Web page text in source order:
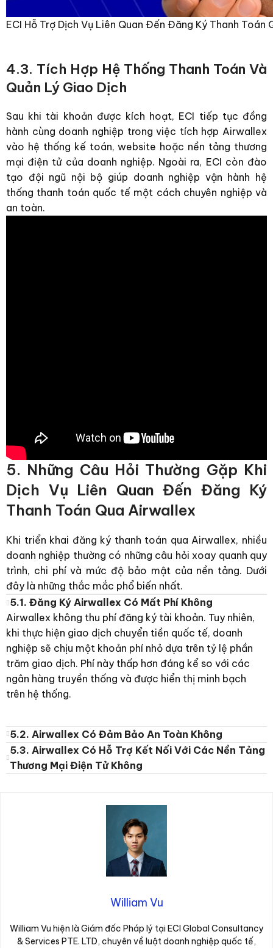
ECI Hỗ Trợ Dịch Vụ Liên Quan Đến Đăng Ký Thanh Toán
4.3. Tích Hợp Hệ Thống Thanh Toán Và
Quản Lý Giao Dịch
Sau khi tài khoản được kích hoạt, ECI tiếp tục đồng
hành cùng doanh nghiệp trong việc tích hợp Airwallex
vào hệ thống kế toán, website hoặc nền tảng thương
mại điện tử của doanh nghiệp. Ngoài ra, ECI còn đào
tạo đội ngũ nội bộ giúp doanh nghiệp vận hành hệ
thống thanh toán quốc tế một cách chuyên nghiệp và
an toàn.
5. Những Câu Hỏi Thường Gặp Khi
Dịch Vụ Liên Quan Đến Đăng Ký
Thanh Toán Qua Airwallex
Khi triển khai đăng ký thanh toán qua Airwallex, nhiều
doanh nghiệp thường có những câu hỏi xoay quanh quy
trình, chi phí và mức độ bảo mật của nền tảng. Dưới
đây là những thắc mắc phổ biến nhất.
5.1. Đăng Ký Airwallex Có Mất Phí Không
Airwallex không thu phí đăng ký tài khoản. Tuy nhiên,
khi thực hiện giao dịch chuyển tiền quốc tế, doanh
nghiệp sẽ chịu một khoản phí nhỏ dựa trên tỷ lệ phần
trăm giao dịch. Phí này thấp hơn đáng kể so với các
ngân hàng truyền thống và được hiển thị minh bạch
trên hệ thống.
5.2. Airwallex Có Đảm Bảo An Toàn Không
5.3. Airwallex Có Hỗ Trợ Kết Nối Với Các Nền Tảng
Thương Mại Điện Tử Không
William Vu
William Vu hiện là Giám đốc Pháp lý tại ECI Global Consultancy
& Services PTE. LTD, chuyên về luật doanh nghiệp quốc tế,